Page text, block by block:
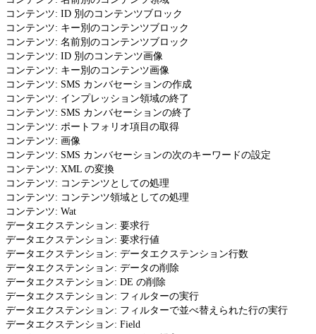
コンテンツ: ID 別のコンテンツブロック
コンテンツ: キー別のコンテンツブロック
コンテンツ: 名前別のコンテンツブロック
コンテンツ: ID 別のコンテンツ画像
コンテンツ: キー別のコンテンツ画像
コンテンツ: SMS カンバセーションの作成
コンテンツ: インプレッション領域の終了
コンテンツ: SMS カンバセーションの終了
コンテンツ: ポートフォリオ項目の取得
コンテンツ: 画像
コンテンツ: SMS カンバセーションの次のキーワードの設定
コンテンツ: XML の変換
コンテンツ: コンテンツとしての処理
コンテンツ: コンテンツ領域としての処理
コンテンツ: Wat
データエクステンション: 要求行
データエクステンション: 要求行値
データエクステンション: データエクステンション行数
データエクステンション: データの削除
データエクステンション: DE の削除
データエクステンション: フィルターの実行
データエクステンション: フィルターで並べ替えられた行の実行
データエクステンション: Field